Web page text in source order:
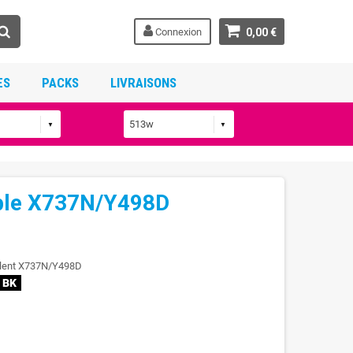
0,00 €
Connexion
PACKS LIVRAISONS
X737N/Y498D
X737N/Y498D